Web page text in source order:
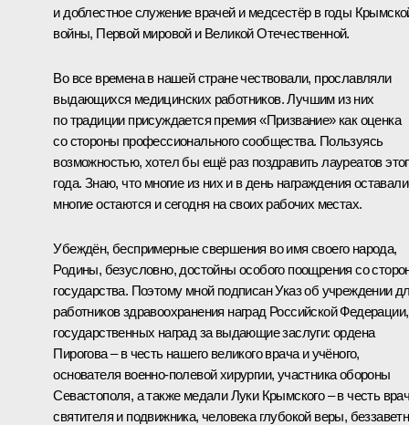
и доблестное служение врачей и медсестёр в годы
войны, Первой мировой и Великой Отечественной.
Во все времена в нашей стране чествовали, прославляли
выдающихся медицинских работников. Лучшим из них
по традиции присуждается премия «Призвание» как оценка
со стороны профессионального сообщества. Пользуясь
возможностью, хотел бы ещё раз поздравить лауреатов
года. Знаю, что многие из них и в день награждения
многие остаются и сегодня на своих рабочих местах.
Убеждён, беспримерные свершения во имя своего народа,
Родины, безусловно, достойны особого поощрения со
государства. Поэтому мной подписан Указ об учреждении
работников здравоохранения наград Российской Федерации,
государственных наград за выдающие заслуги: ордена
Пирогова – в честь нашего великого врача и учёного,
основателя военно-полевой хирургии, участника обороны
Севастополя, а также медали Луки Крымского – в честь
святителя и подвижника, человека глубокой веры,